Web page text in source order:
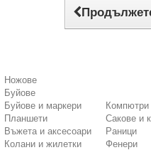
Ножове
Буйове
Буйове и маркери
Планшети
Въжета и аксесоари
Колани и жилетки
Компютри
Сакове и
Раници
Фенери